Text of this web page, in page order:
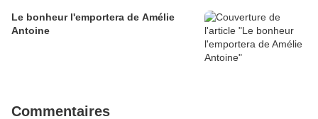
Le bonheur l'emportera de Amélie
Antoine
Commentaires